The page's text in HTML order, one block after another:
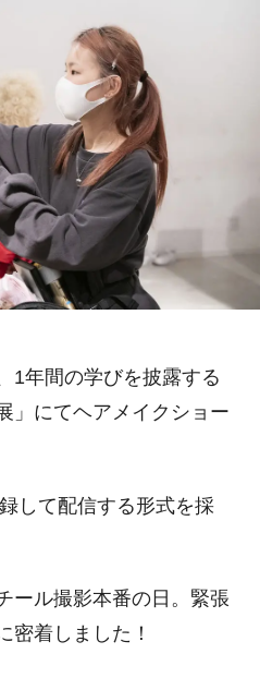
1年間の学びを披露する
」にてヘアメイクショー
して配信する形式を採
ール撮影本番の日。緊張
密着しました！